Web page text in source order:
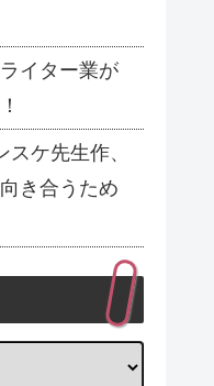
イター業が
スケ先生作、
き合うため